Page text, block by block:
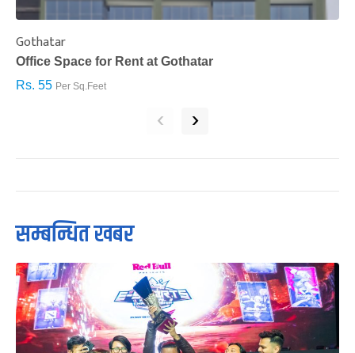
Gothatar
Office Space for Rent at Gothatar
Rs. 55 Per Sq.Feet
‹ ›
सम्बन्धित खबर